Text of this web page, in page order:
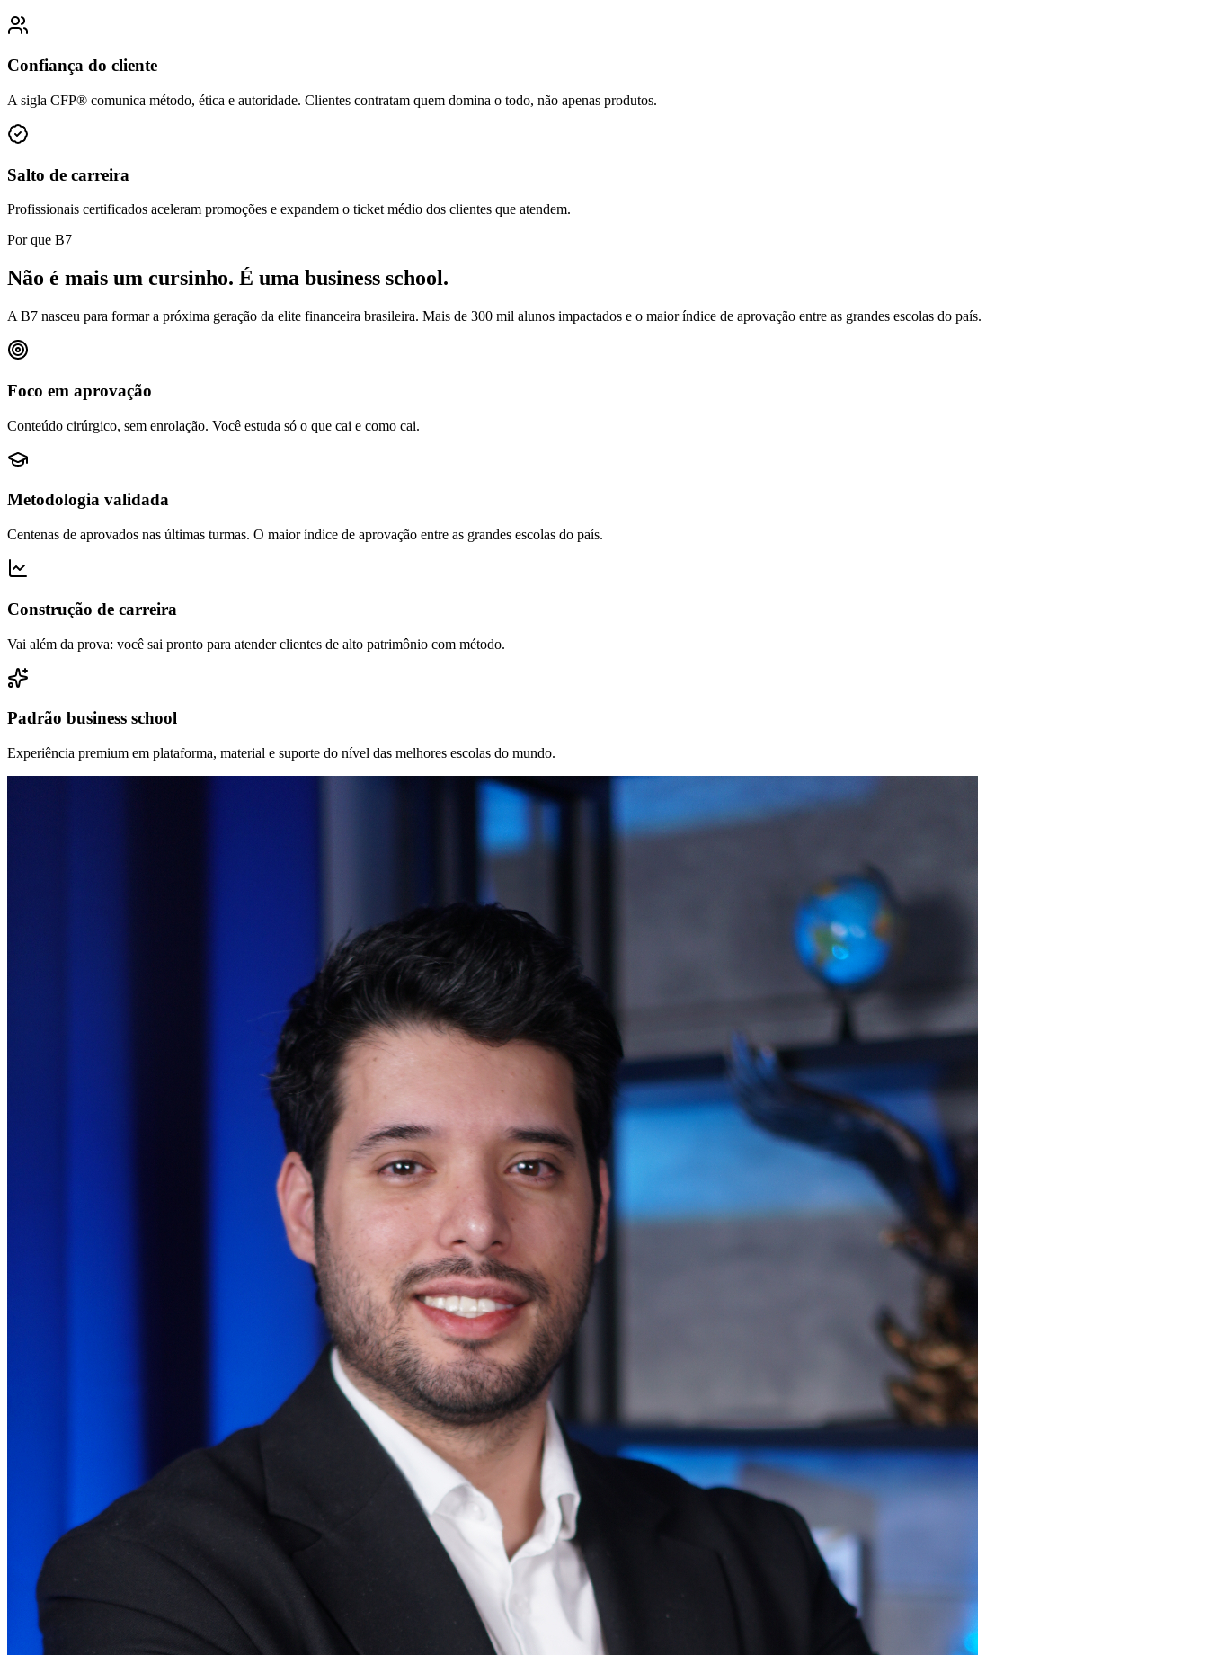
Confiança do cliente
A sigla CFP® comunica método, ética e autoridade. Clientes contratam quem domina o todo, não apenas produtos.
Salto de carreira
Profissionais certificados aceleram promoções e expandem o ticket médio dos clientes que atendem.
Por que B7
Não é mais um cursinho. É uma business school.
A B7 nasceu para formar a próxima geração da elite financeira brasileira. Mais de 300 mil alunos impactados e o maior índice de aprovação entre as grandes escolas do país.
Foco em aprovação
Conteúdo cirúrgico, sem enrolação. Você estuda só o que cai e como cai.
Metodologia validada
Centenas de aprovados nas últimas turmas. O maior índice de aprovação entre as grandes escolas do país.
Construção de carreira
Vai além da prova: você sai pronto para atender clientes de alto patrimônio com método.
Padrão business school
Experiência premium em plataforma, material e suporte do nível das melhores escolas do mundo.